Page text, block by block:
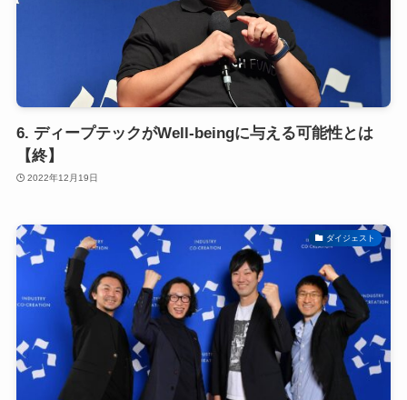
6. ディープテックがWell-beingに与える可能性とは
【終】
2022年12月19日
ダイジェスト